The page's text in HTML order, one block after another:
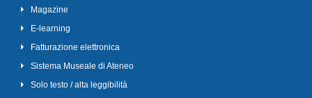
Magazine
E-learning
Fatturazione elettronica
Sistema Museale di Ateneo
Solo testo / alta leggibilità